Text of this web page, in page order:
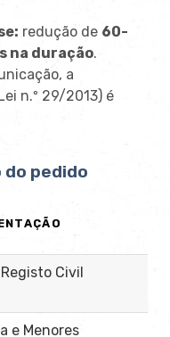
redução de 60-
na duração.
a
n.º 29/2013) é
do pedido
Civil
e Menores